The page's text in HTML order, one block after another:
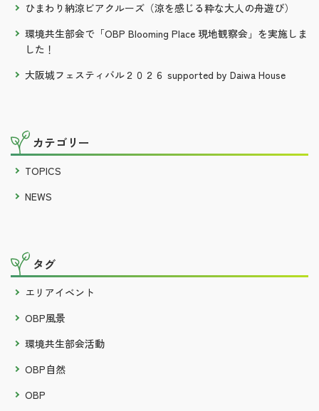
ひまわり納涼ビアクルーズ（涼を感じる粋な大人の舟遊び）
環境共生部会で「OBP Blooming Place 現地観察会」を実施しま
した！
大阪城フェスティバル２０２６ supported by Daiwa House
カテゴリー
TOPICS
NEWS
タグ
エリアイベント
OBP風景
環境共生部会活動
OBP自然
OBP